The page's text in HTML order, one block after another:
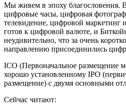
Мы живем в эпоху благословения.
цифровые часы, цифровая
телевидение, цифровой
готов к цифровой валюте, и
неудивительно, что за очень
направлению присоединились
ICO (Первоначальное размещение
хорошо установленному IPO
размещение) с двумя основными
Сейчас читают: